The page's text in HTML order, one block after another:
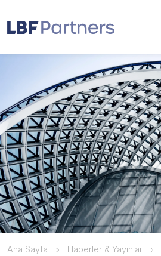
Ana Sayfa Haberler & Yayınlar